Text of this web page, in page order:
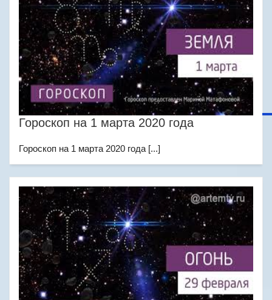
Гороскоп на 1 марта 2020 года
Гороскоп на 1 марта 2020 года [...]